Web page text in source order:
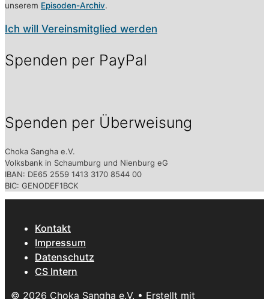
unserem Episoden-Archiv.
Ich will Vereinsmitglied werden
Spenden per PayPal
Spenden per Überweisung
Choka Sangha e.V.
Volksbank in Schaumburg und Nienburg eG
IBAN: DE65 2559 1413 3170 8544 00
BIC: GENODEF1BCK
Kontakt
Impressum
Datenschutz
CS Intern
© 2026 Choka Sangha e.V. • Erstellt mit